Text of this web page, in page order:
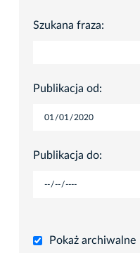
Szukana fraza:
Publikacja od:
Publikacja do:
Pokaż archiwalne